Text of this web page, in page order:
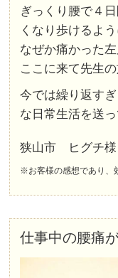
ぎっくり腰で４
くなり歩けるよ
なぜか痛かった
ここに来て先生
今では繰り返す
な日常生活を送っ
狭山市 ヒグチ
※お客様の感想であり、
仕事中の腰痛